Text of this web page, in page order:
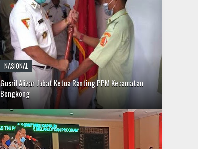
DAERAH
Sempena HUT ke-29, Alumni Akpol 1991 Bagikan
Paket Sembako dan Hewan Kurban di Batam